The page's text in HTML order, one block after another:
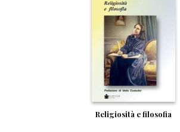
Religiosità e filosofia